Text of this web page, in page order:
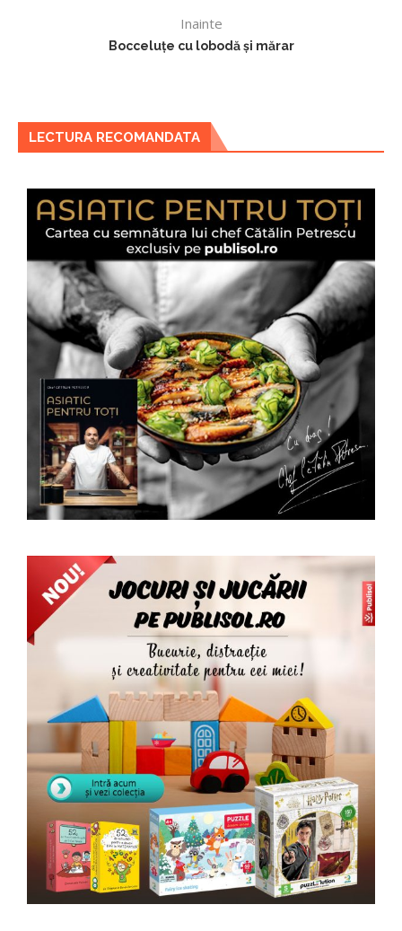
Inainte
Bocceluțe cu lobodă și mărar
LECTURA RECOMANDATA